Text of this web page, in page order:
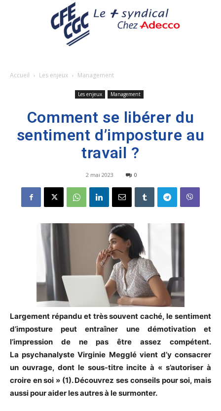
Accueil Les enjeux Management
Les enjeux Management
Comment se libérer du
sentiment d’imposture au
travail ?
2 mai 2023 0
Largement répandu et très souvent caché, le sentiment
d’imposture peut entraîner une démotivation et
l’impression de ne pas être assez compétent.
La psychanalyste Virginie Megglé vient d’y consacrer
un ouvrage, dont le sous-titre incite à « s’autoriser à
croire en soi » (1). Découvrez ses conseils pour soi, mais
aussi pour aider les autres à le surmonter.